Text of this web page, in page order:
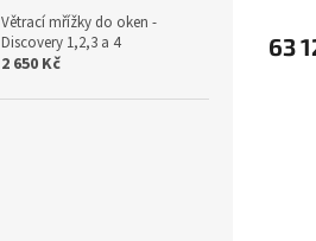
Větrací mřížky do oken -
Discovery 1,2,3 a 4
2 650 Kč
63